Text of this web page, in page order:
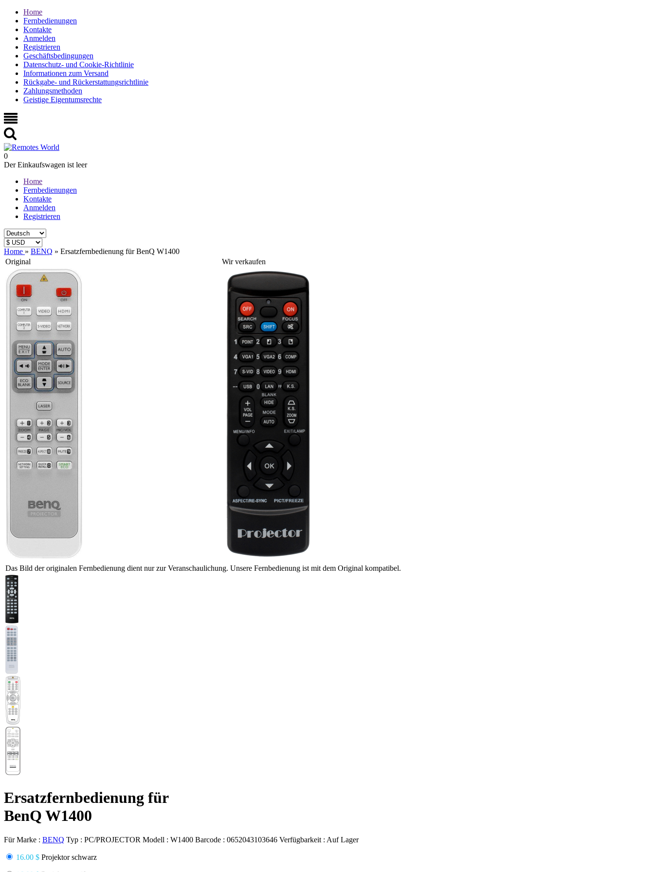
Home
Fernbedienungen
Kontakte
Anmelden
Registrieren
Geschäftsbedingungen
Datenschutz- und Cookie-Richtlinie
Informationen zum Versand
Rückgabe- und Rückerstattungsrichtlinie
Zahlungsmethoden
Geistige Eigentumsrechte
0
Der Einkaufswagen ist leer
Home
Fernbedienungen
Kontakte
Anmelden
Registrieren
Home » BENQ » Ersatzfernbedienung für BenQ W1400
Original
Wir verkaufen
Das Bild der originalen Fernbedienung dient nur zur Veranschaulichung. Unsere Fernbedienung ist mit dem Original kompatibel.
Ersatzfernbedienung für
BenQ W1400
Für Marke : BENQ Typ : PC/PROJECTOR Modell : W1400 Barcode : 0652043103646 Verfügbarkeit : Auf Lager
16.00 $ Projektor schwarz